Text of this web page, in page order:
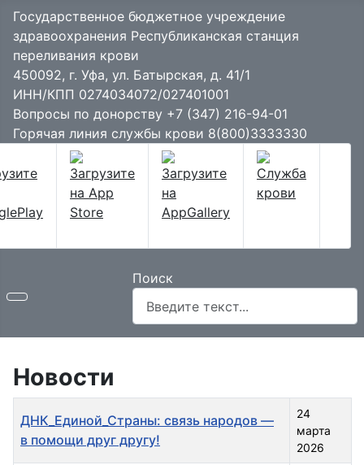
Государственное бюджетное учреждение
здравоохранения Республиканская станция
переливания крови
450092, г. Уфа, ул. Батырская, д. 41/1
ИНН/КПП 0274034072/027401001
Вопросы по донорству +7 (347) 216-94-01
Горячая линия службы крови 8(800)3333330
Поиск
Новости
Заголовок Дата создания
ДНК_Единой_Страны: связь народов —
в помощи друг другу!
24
марта
2026